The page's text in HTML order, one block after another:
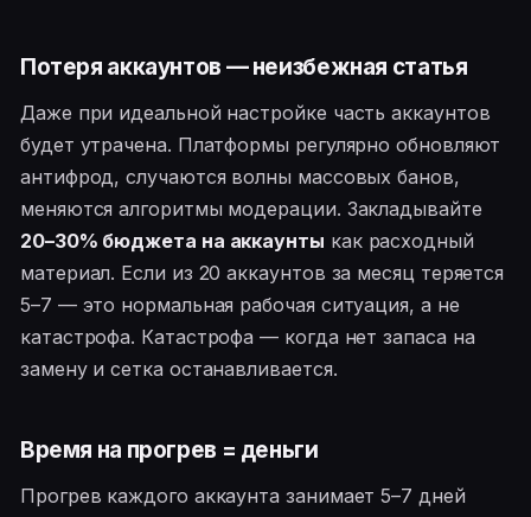
Потеря аккаунтов — неизбежная статья
Даже при идеальной настройке часть аккаунтов
будет утрачена. Платформы регулярно обновляют
антифрод, случаются волны массовых банов,
меняются алгоритмы модерации. Закладывайте
20–30% бюджета на аккаунты как расходный
материал. Если из 20 аккаунтов за месяц теряется
5–7 — это нормальная рабочая ситуация, а не
катастрофа. Катастрофа — когда нет запаса на
замену и сетка останавливается.
Время на прогрев = деньги
Прогрев каждого аккаунта занимает 5–7 дней